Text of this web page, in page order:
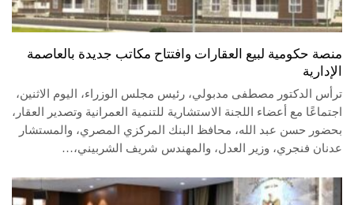
منصة حكومية لبيع العقارات وافتتاح مكاتب جديدة بالعاصمة
الإدارية
ترأس الدكتور مصطفى مدبولي، رئيس مجلس الوزراء، اليوم الاثنين،
اجتماعًا مع أعضاء اللجنة الاستشارية للتنمية العمرانية وتصدير العقار،
بحضور حسن عبد الله، محافظ البنك المركزي المصري، والمستشار
عدنان فنجري، وزير العدل، والمهندس شريف الشربيني،…